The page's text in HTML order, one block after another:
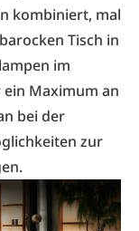
kombiniert, mal
Tisch in
im
Maximum an
bei der
zur